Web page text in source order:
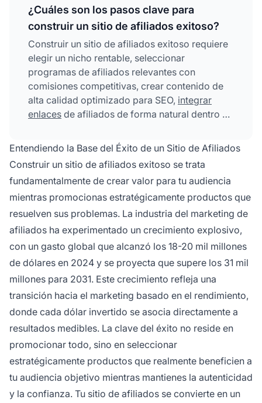
¿Cuáles son los pasos clave para
construir un sitio de afiliados exitoso?
Construir un sitio de afiliados exitoso requiere
elegir un nicho rentable, seleccionar
programas de afiliados relevantes con
comisiones competitivas, crear contenido de
alta calidad optimizado para SEO, integrar
enlaces de afiliados de forma natural dentro de
inteligencia artificial para rastrear el
rendimiento y optimizar tu estrategia para un
crecimiento y monetización sostenibles.
Entendiendo la Base del Éxito de un Sitio de Afiliados
Construir un sitio de afiliados exitoso se trata
fundamentalmente de crear valor para tu audiencia
mientras promocionas estratégicamente productos que
resuelven sus problemas. La industria del marketing de
afiliados ha experimentado un crecimiento explosivo,
con un gasto global que alcanzó los 18-20 mil millones
de dólares en 2024 y se proyecta que supere los 31 mil
millones para 2031. Este crecimiento refleja una
transición hacia el marketing basado en el rendimiento,
donde cada dólar invertido se asocia directamente a
resultados medibles. La clave del éxito no reside en
promocionar todo, sino en seleccionar
estratégicamente productos que realmente beneficien a
tu audiencia objetivo mientras mantienes la autenticidad
y la confianza. Tu sitio de afiliados se convierte en un